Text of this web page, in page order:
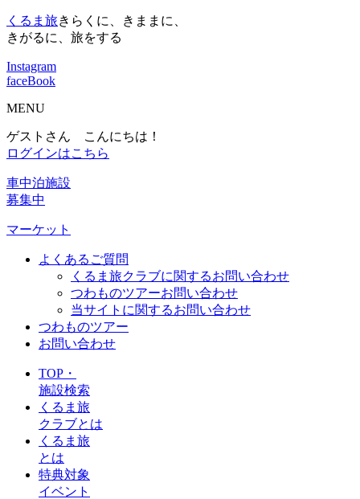
くるま旅きらくに、きままに、
きがるに、旅をする
Instagram
faceBook
MENU
ゲストさん こんにちは！
ログインはこちら
車中泊施設
募集中
マーケット
よくあるご質問
くるま旅クラブに関するお問い合わせ
つわものツアーお問い合わせ
当サイトに関するお問い合わせ
つわものツアー
お問い合わせ
TOP・
施設検索
くるま旅
クラブとは
くるま旅
とは
特典対象
イベント